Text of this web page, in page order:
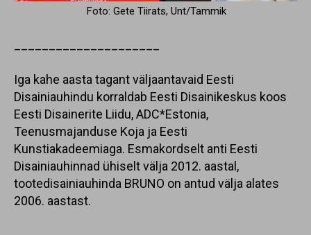
Foto: Gete Tiirats, Unt/Tammik
Iga kahe aasta tagant väljaantavaid Eesti
Disainiauhindu korraldab Eesti Disainikeskus koos
Eesti Disainerite Liidu, ADC*Estonia,
Teenusmajanduse Koja ja Eesti
Kunstiakadeemiaga. Esmakordselt anti Eesti
Disainiauhinnad ühiselt välja 2012. aastal,
tootedisainiauhinda BRUNO on antud välja alates
2006. aastast.